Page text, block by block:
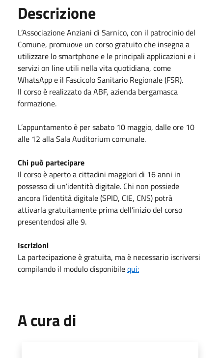
Descrizione
L’Associazione Anziani di Sarnico, con il patrocinio del
Comune, promuove un corso gratuito che insegna a
utilizzare lo smartphone e le principali applicazioni e i
servizi on line utili nella vita quotidiana, come
WhatsApp e il Fascicolo Sanitario Regionale (FSR).
Il corso è realizzato da ABF, azienda bergamasca
formazione.
L’appuntamento è per sabato 10 maggio, dalle ore 10
alle 12 alla Sala Auditorium comunale.
Chi può partecipare
Il corso è aperto a cittadini maggiori di 16 anni in
possesso di un’identità digitale. Chi non possiede
ancora l’identità digitale (SPID, CIE, CNS) potrà
attivarla gratuitamente prima dell’inizio del corso
presentendosi alle 9.
Iscrizioni
La partecipazione è gratuita, ma è necessario iscriversi
compilando il modulo disponibilequi:
A cura di